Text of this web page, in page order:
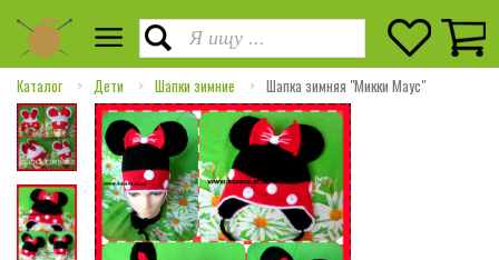
Каталог Дети Шапки зимние Шапка зимняя "Микки Маус"